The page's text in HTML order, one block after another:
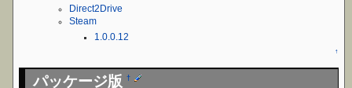
Direct2Drive
Steam
1.0.0.12
↑
パッケージ版†